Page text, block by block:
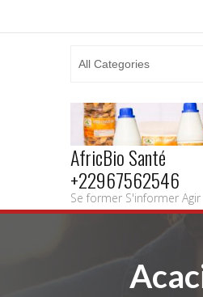
AfricBio Santé
+22967562546
Se former S'informer Agir